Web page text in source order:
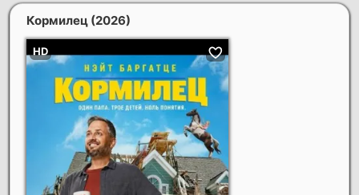
Кормилец (2026)